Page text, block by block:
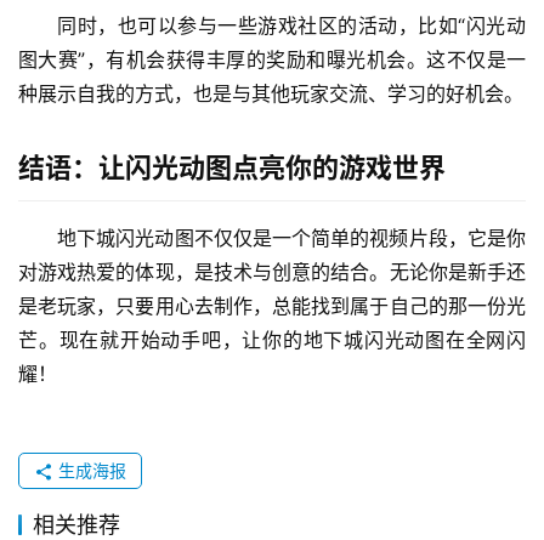
同时，也可以参与一些游戏社区的活动，比如“闪光动
图大赛”，有机会获得丰厚的奖励和曝光机会。这不仅是一
种展示自我的方式，也是与其他玩家交流、学习的好机会。
结语：让闪光动图点亮你的游戏世界
地下城闪光动图不仅仅是一个简单的视频片段，它是你
对游戏热爱的体现，是技术与创意的结合。无论你是新手还
是老玩家，只要用心去制作，总能找到属于自己的那一份光
芒。现在就开始动手吧，让你的地下城闪光动图在全网闪
耀！
生成海报
相关推荐